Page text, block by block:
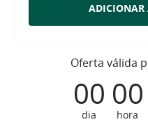
ADICIONAR
Oferta válida
00
dia
00
hora